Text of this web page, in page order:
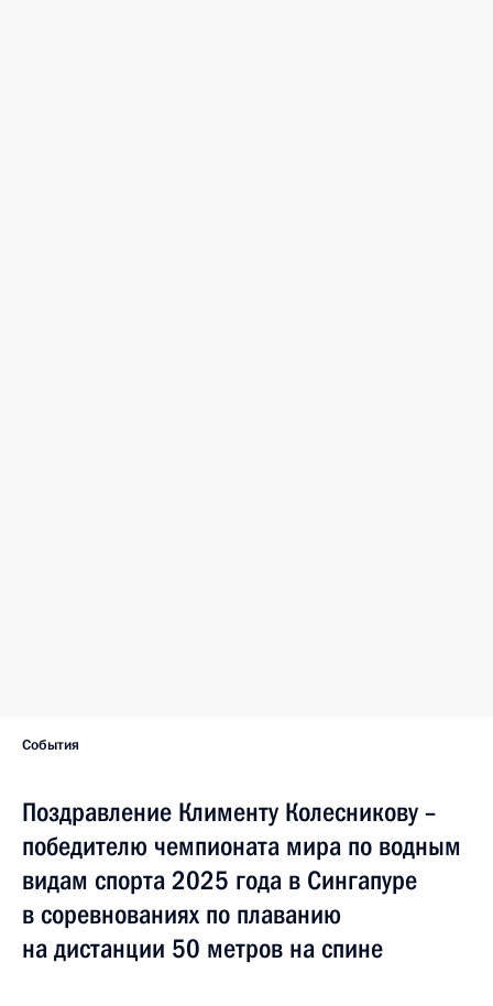
События
Поздравление Клименту Колесникову –
победителю чемпионата мира по водным
видам спорта 2025 года в Сингапуре
в соревнованиях по плаванию
на дистанции 50 метров на спине